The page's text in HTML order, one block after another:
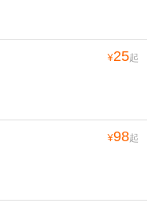
¥25起
¥98起